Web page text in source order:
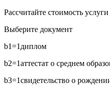
Рассчитайте стоимость
Выберите документ
b1=1 диплом
b2=1аттестат о среднем
b3=1свидетельство о